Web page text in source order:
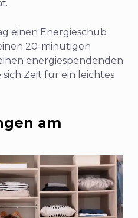
einen Energieschub
20-minütigen
energiespendenden
Zeit für ein leichtes
am